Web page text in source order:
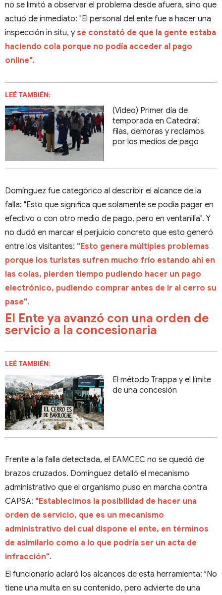
no se limitó a observar el problema desde afuera, sino que
actuó de inmediato: "El personal del ente fue a hacer una
inspección in situ, y se constató de que la gente estaba
haciendo cola porque no podía acceder al pago
online".
LEÉ TAMBIÉN:
(Video) Primer día de
temporada en Catedral:
filas, demoras y reclamos
por los medios de pago
Domínguez fue categórico al describir el alcance de la
falla: "Esto que significa que solamente se podía pagar en
efectivo o con otro medio de pago, pero en ventanilla". Y
no dudó en marcar el perjuicio concreto que esto generó
entre los visitantes: "Esto genera múltiples problemas
porque los turistas sufren mucho frío estando ahí en
las colas, pierden tiempo pudiendo hacer un pago
electrónico, pudiendo comprar antes de ir al cerro su
pase".
El Ente ya avanzó con una orden de
servicio a la concesionaria
LEÉ TAMBIÉN:
El método Trappa y el límite
de una concesión
Frente a la falla detectada, el EAMCEC no se quedó de
brazos cruzados. Domínguez detalló el mecanismo
administrativo que el organismo puso en marcha contra
CAPSA: "Establecimos la posibilidad de hacer una
orden de servicio, que es un mecanismo
administrativo del cual dispone el ente, en términos
de asimilarlo como a lo que podría ser un acta de
infracción".
El funcionario aclaró los alcances de esta herramienta: "No
tiene una multa en su contenido, pero advierte de una